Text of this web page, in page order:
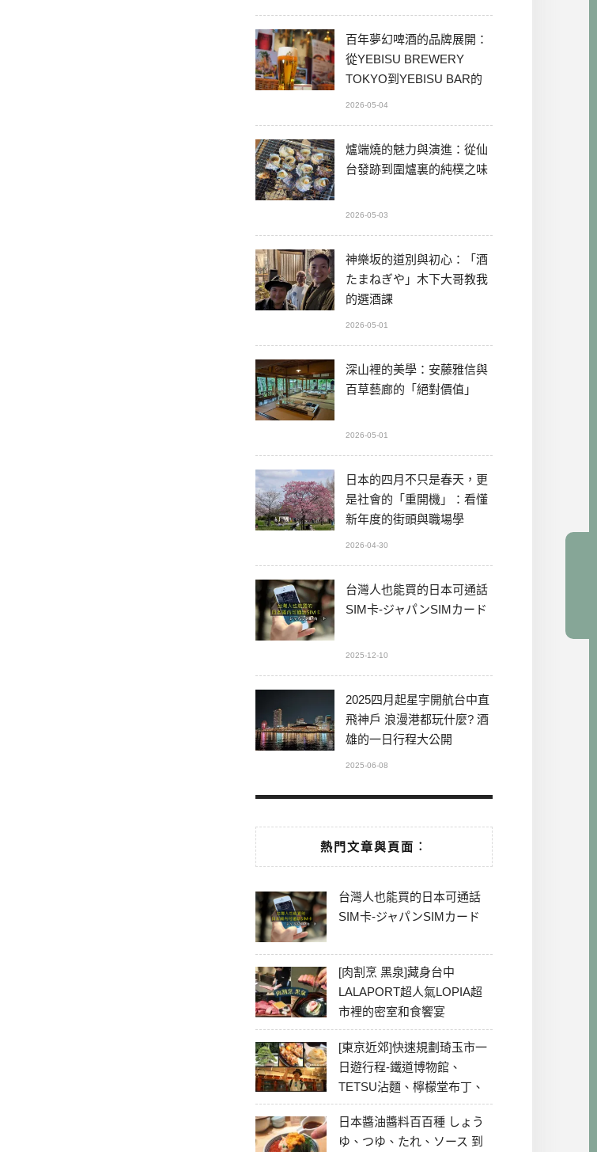
百年夢幻啤酒的品牌展開：
從YEBISU BREWERY
TOKYO到YEBISU BAR的
2026-05-04
爐端燒的魅力與演進：從仙
台發跡到圍爐裏的純樸之味
2026-05-03
神樂坂的道別與初心：「酒
たまねぎや」木下大哥教我
的選酒課
2026-05-01
深山裡的美學：安藤雅信與
百草藝廊的「絕對價值」
2026-05-01
日本的四月不只是春天，更
是社會的「重開機」：看懂
新年度的街頭與職場學
2026-04-30
台灣人也能買的日本可通話
SIM卡-ジャパンSIMカード
2025-12-10
2025四月起星宇開航台中直
飛神戶 浪漫港都玩什麼? 酒
雄的一日行程大公開
2025-06-08
熱門文章與頁面︰
台灣人也能買的日本可通話
SIM卡-ジャパンSIMカード
[肉割烹 黑泉]藏身台中
LALAPORT超人氣LOPIA超
市裡的密室和食饗宴
[東京近郊]快速規劃琦玉市一
日遊行程-鐵道博物館、
TETSU沾麵、檸檬堂布丁、
冰川神社、美食彙整
日本醬油醬料百百種 しょう
ゆ、つゆ、たれ、ソース 到